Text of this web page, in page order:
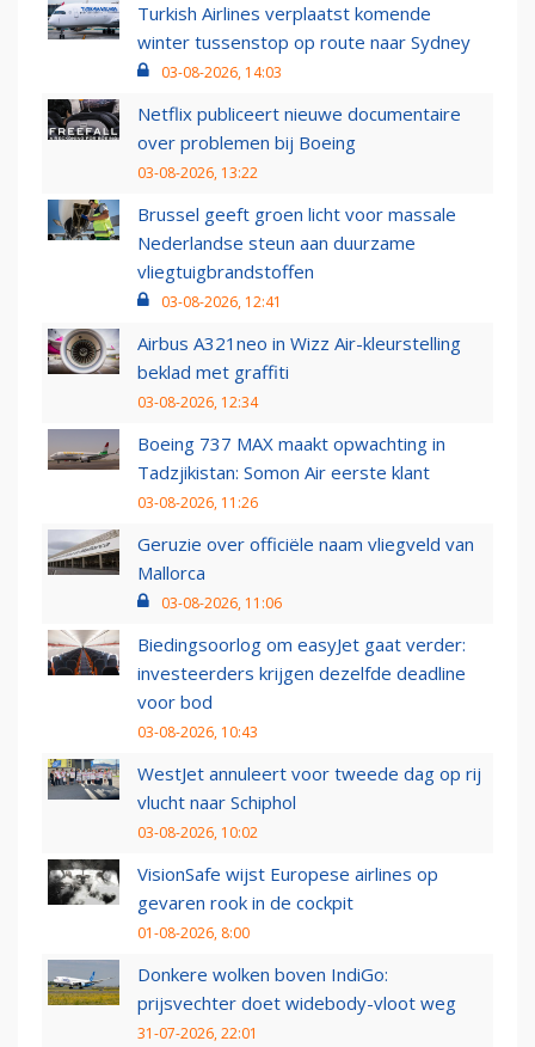
Turkish Airlines verplaatst komende
winter tussenstop op route naar Sydney
03-08-2026, 14:03
Netflix publiceert nieuwe documentaire
over problemen bij Boeing
03-08-2026, 13:22
Brussel geeft groen licht voor massale
Nederlandse steun aan duurzame
vliegtuigbrandstoffen
03-08-2026, 12:41
Airbus A321neo in Wizz Air-kleurstelling
beklad met graffiti
03-08-2026, 12:34
Boeing 737 MAX maakt opwachting in
Tadzjikistan: Somon Air eerste klant
03-08-2026, 11:26
Geruzie over officiële naam vliegveld van
Mallorca
03-08-2026, 11:06
Biedingsoorlog om easyJet gaat verder:
investeerders krijgen dezelfde deadline
voor bod
03-08-2026, 10:43
WestJet annuleert voor tweede dag op rij
vlucht naar Schiphol
03-08-2026, 10:02
VisionSafe wijst Europese airlines op
gevaren rook in de cockpit
01-08-2026, 8:00
Donkere wolken boven IndiGo:
prijsvechter doet widebody-vloot weg
31-07-2026, 22:01